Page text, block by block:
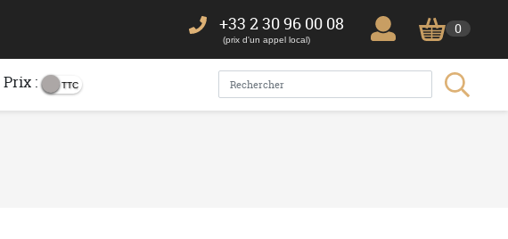
+33 2 30 96 00 08
(prix d'un appel local)
0
Prix :